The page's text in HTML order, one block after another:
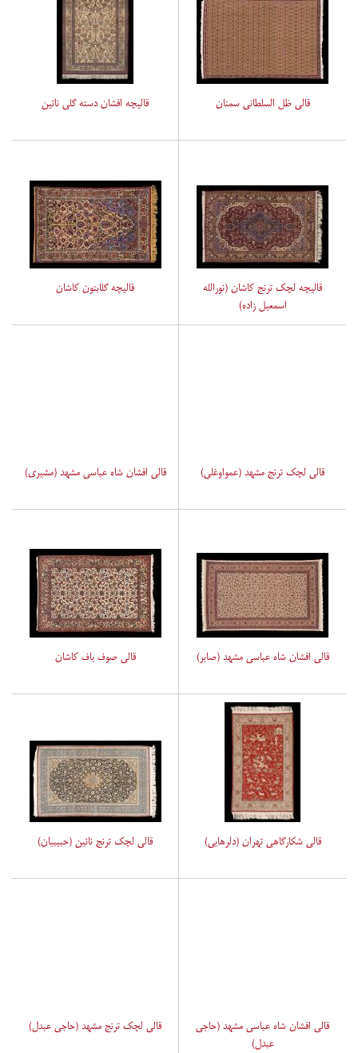
قالی ظل السلطانی سمنان قالیچه افشان دسته گلی نائین
قالیچه لچک ترنج کاشان (نورالله
اسمعیل زاده)
قالیچه گلابتون کاشان
قالی لچک ترنج مشهد (عمواوغلی) قالی افشان شاه عباسی مشهد (مشیری)
قالی افشان شاه عباسی مشهد (صابر) قالی صوف باف کاشان
قالی شکارگاهی تهران (دلرهایی) قالی لچک ترنج نائین (حبیبیان)
قالی افشان شاه عباسی مشهد (حاجی
عبدل)
قالی لچک ترنج مشهد (حاجی عبدل)